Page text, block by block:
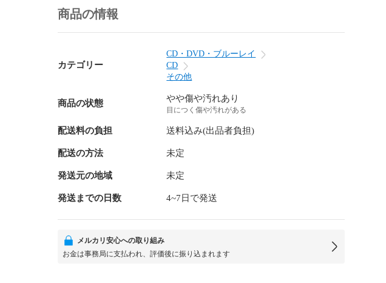
商品の情報
カテゴリー
CD・DVD・ブルーレイ
CD
その他
商品の状態 やや傷や汚れあり
目につく傷や汚れがある
配送料の負担 送料込み(出品者負担)
配送の方法 未定
発送元の地域 未定
発送までの日数 4~7日で発送
メルカリ安心への取り組み
お金は事務局に支払われ、評価後に振り込まれます